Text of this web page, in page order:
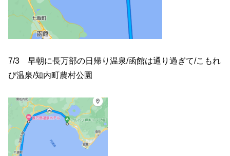
7/3 早朝に長万部の日帰り温泉/函館は通り過ぎて/こもれ
び温泉/知内町農村公園